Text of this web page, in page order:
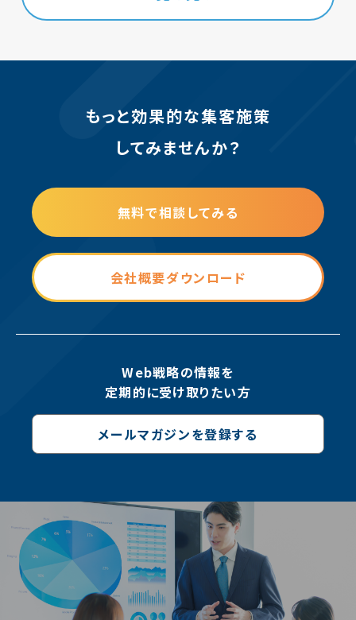
もっと効果的な集客施策
してみませんか？
無料で相談してみる
会社概要ダウンロード
Web戦略の情報を
定期的に受け取りたい方
メールマガジンを登録する